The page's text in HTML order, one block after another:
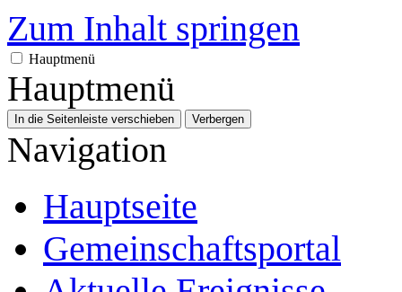
Zum Inhalt springen
Hauptmenü
Hauptmenü
In die Seitenleiste verschieben Verbergen
Navigation
Hauptseite
Gemeinschafts­portal